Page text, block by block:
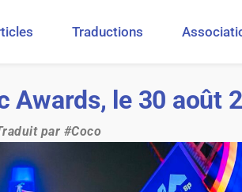
Traductions
Awards, le 30 août
par #Coco